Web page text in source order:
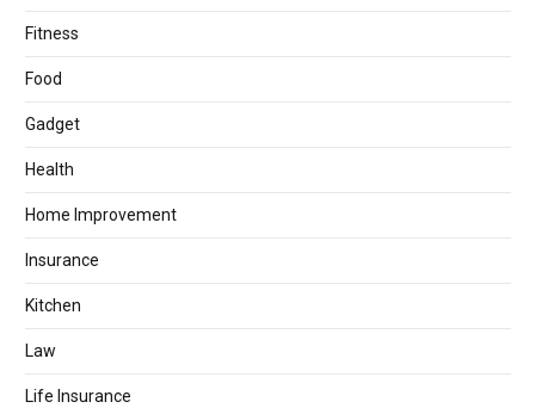
Fitness
Food
Gadget
Health
Home Improvement
Insurance
Kitchen
Law
Life Insurance